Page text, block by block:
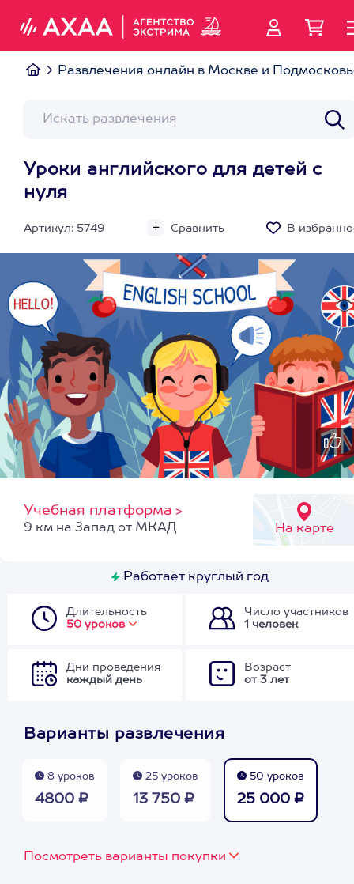
Развлечения онлайн в Москве и
Уроки английского для детей с
нуля
Артикул: 5749 Сравнить В
Учебная платформа >
На карте
9 км на Запад от МКАД
Работает круглый год
Длительность
50 уроков
Число участников
1 человек
Дни проведения
каждый день
Возраст
от 3 лет
Варианты развлечения
8 уроков
4800 ₽
25 уроков
13 750 ₽
50 уроков
25 000 ₽
Посмотреть варианты покупки